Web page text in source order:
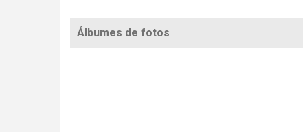
Álbumes de fotos